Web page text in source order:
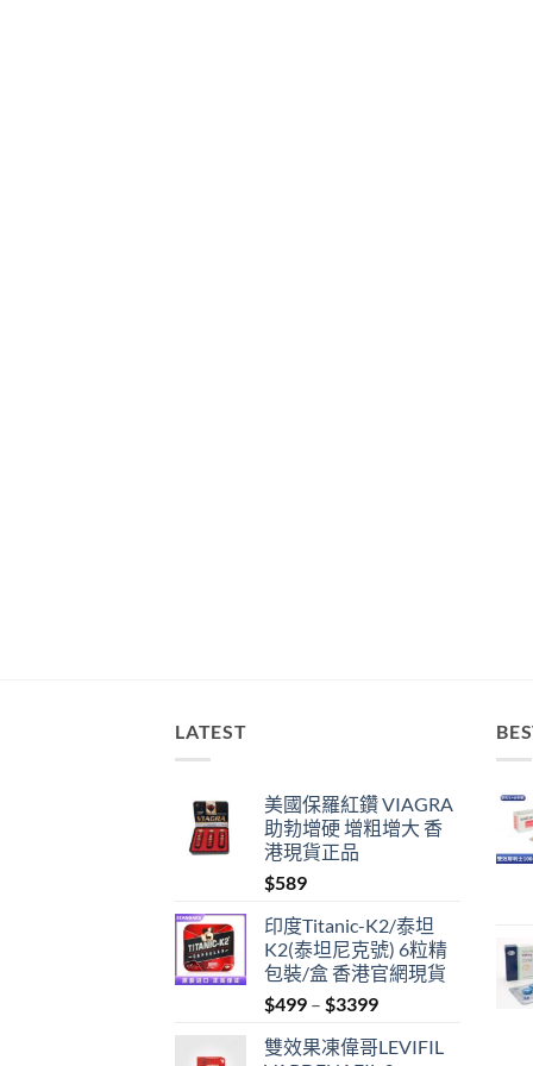
LATEST
美國保羅紅鑽 VIAGRA
助勃增硬 增粗增大 香
港現貨正品
$589
印度Titanic-K2/泰坦
K2(泰坦尼克號) 6粒精
包裝/盒 香港官網現貨
$499 – $3399Price
$499
雙效果凍偉哥LEVIFIL